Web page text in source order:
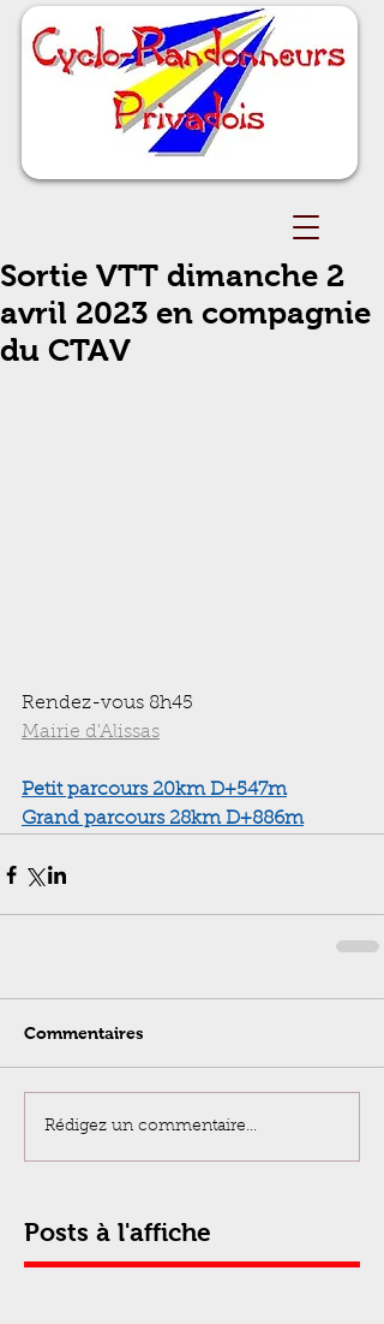
Sortie VTT dimanche 2
avril 2023 en compagnie
du CTAV
Rendez-vous 8h45
Mairie d'Alissas
Petit parcours 20km D+547m
Grand parcours 28km D+886m
Commentaires
Rédigez un commentaire...
Posts à l'affiche